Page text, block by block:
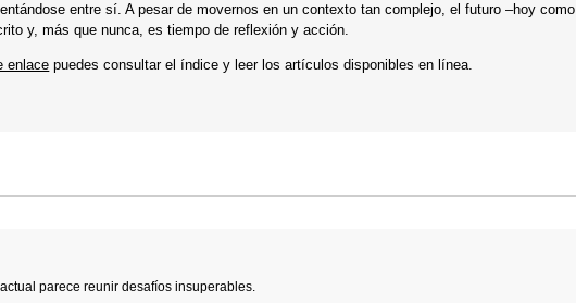
entre sí. A pesar de movernos en un contexto tan complejo, el futuro –hoy como
y, más que nunca, es tiempo de reflexión y acción.
enlace puedes consultar el índice y leer los artículos disponibles en línea.
parece reunir desafíos insuperables.